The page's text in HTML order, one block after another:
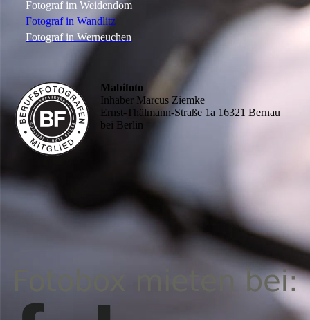
Fotograf im Weidendom
Fotograf in Wandlitz
Fotograf in Werneuchen
Mabifoto
Inhaber Marcus Ziemke
Ernst-Thälmann-Straße 1a 16321 Bernau
bei Berlin